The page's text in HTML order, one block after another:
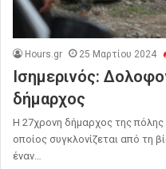
Hours.gr 25 Μαρτίου 2024
Ισημερινός:
δήμαρχος
Η 27χρονη δήμαρχος της πόλης
οποίος συγκλονίζεται από τη
έναν…